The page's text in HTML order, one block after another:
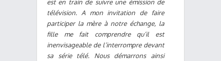
est en train de suivre une émission de
télévision. A mon invitation de faire
participer la mère à notre échange, la
fille me fait comprendre qu’il est
inenvisageable de l’interrompre devant
sa série télé. Nous démarrons ainsi